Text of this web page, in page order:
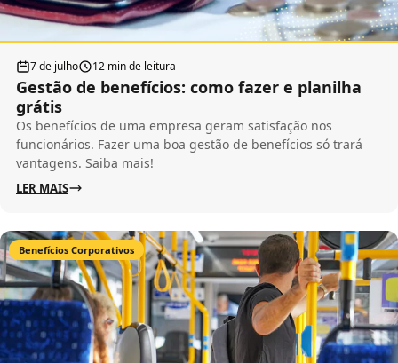
7 de julho 12 min de leitura
Gestão de benefícios: como fazer e planilha
grátis
Os benefícios de uma empresa geram satisfação nos
funcionários. Fazer uma boa gestão de benefícios só trará
vantagens. Saiba mais!
LER MAIS
Benefícios Corporativos